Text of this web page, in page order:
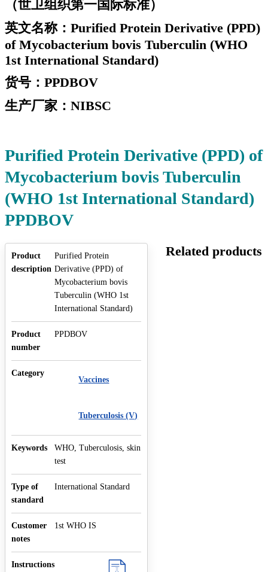
（世卫组织第一国际标准）
英文名称：Purified Protein Derivative (PPD)
of Mycobacterium bovis Tuberculin (WHO
1st International Standard)
货号 ：PPDBOV
生产厂家：NIBSC
Purified Protein Derivative (PPD) of
Mycobacterium bovis Tuberculin
(WHO 1st International Standard)
PPDBOV
Product
description
Purified Protein
Derivative (PPD) of
Mycobacterium bovis
Tuberculin (WHO 1st
International Standard)
Product
number
PPDBOV
Category
Vaccines
Tuberculosis (V)
Keywords
WHO, Tuberculosis, skin
test
Type of
standard
International Standard
Customer
notes
1st WHO IS
Instructions
Related products